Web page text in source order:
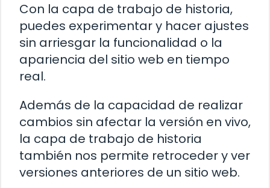
Con la capa de trabajo de historia,
puedes experimentar y hacer ajustes
sin arriesgar la funcionalidad o la
apariencia del sitio web en tiempo
real.
Además de la capacidad de realizar
cambios sin afectar la versión en vivo,
la capa de trabajo de historia
también nos permite retroceder y ver
versiones anteriores de un sitio web.